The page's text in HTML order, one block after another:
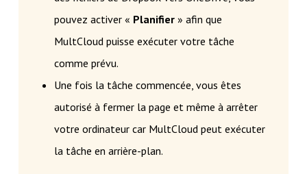
pouvez activer « Planifier» afin que
MultCloud puisse exécuter votre tâche
comme prévu.
Une fois la tâche commencée, vous êtes
autorisé à fermer la page et même à arrêter
votre ordinateur car MultCloud peut exécuter
la tâche en arrière-plan.